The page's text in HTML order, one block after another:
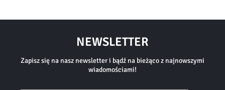
NEWSLETTER
Zapisz się na nasz newsletter i bądź na bieżąco z najnowszymi
wiadomościami!